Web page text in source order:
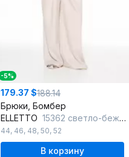
-5%
179.37 $188.14
Брюки, Бомбер
ELLETTO 15362 светло-бежевый
44, 46, 48, 50, 52
В корзину